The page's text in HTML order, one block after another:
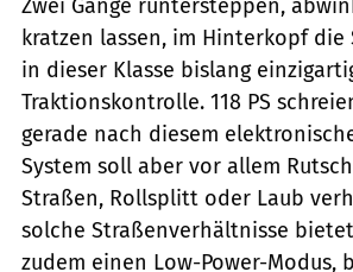
Zwei Gänge runtersteppen,
kratzen lassen, im Hinterkopf
in dieser Klasse bislang
Traktionskontrolle. 118 PS
gerade nach diesem
System soll aber vor allem
Straßen, Rollsplitt oder Laub
solche Straßenverhältnisse
zudem einen Low-Power-Modus,